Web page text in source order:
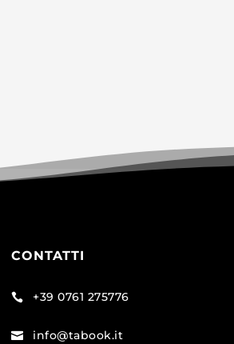
CONTATTI
 +39 0761 275776
 info@tabook.it